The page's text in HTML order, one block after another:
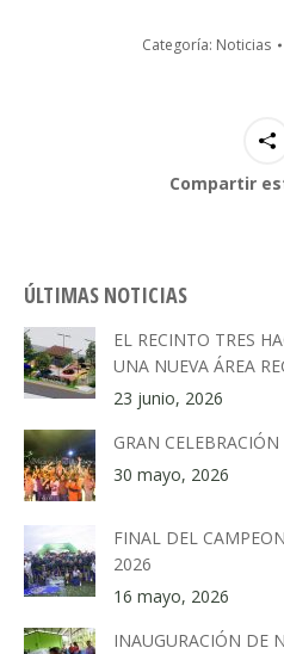
Categoría: Noticias
Compartir
ÚLTIMAS NOTICIAS
EL RECINTO TRES
UNA NUEVA ÁREA
23 junio, 2026
GRAN
30 mayo, 2026
FINAL DEL
2026
16 mayo, 2026
INAUGURACIÓN DE